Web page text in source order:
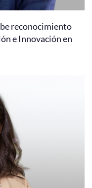
reconocimiento
e Innovación en